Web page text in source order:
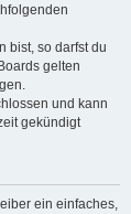
bist, so darfst du
gelten
und kann
gekündigt
ein einfaches,